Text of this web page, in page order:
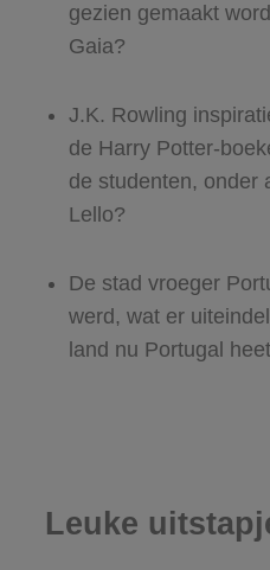
gezien gemaakt
Gaia?
J.K. Rowling
de Harry Potter-
de studenten, onder
Lello?
De stad vroeger
werd, wat er
land nu Portugal
Leuke